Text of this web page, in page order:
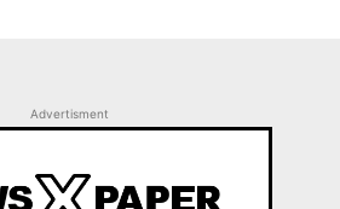
Advertisment